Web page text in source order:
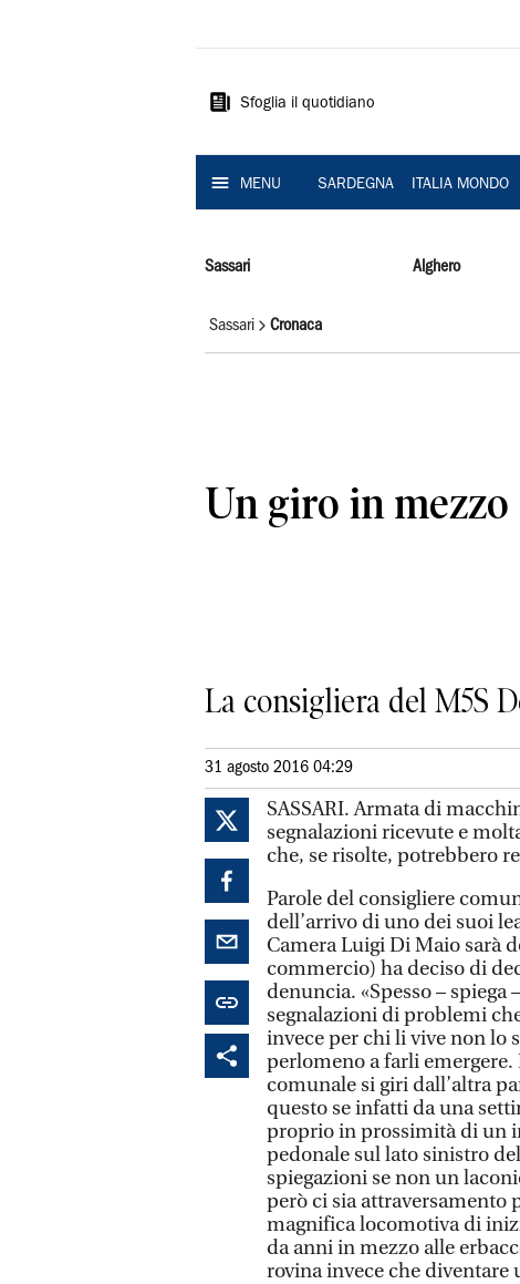
Sardegna
Sfoglia il quotidiano
MENU SARDEGNA ITALIA MONDO
Sassari Alghero
Sassari Cronaca
Un giro in mezzo
La consigliera del M5S
31 agosto 2016 04:29
SASSARI. Armata di
segnalazioni ricevute e
che, se risolte, potrebbero
Parole del consigliere
dell’arrivo di uno dei suoi
Camera Luigi Di Maio sarà
commercio) ha deciso di
denuncia. «Spesso –
segnalazioni di problemi
invece per chi li vive non lo
perlomeno a farli
comunale si giri dall’altra
questo se infatti da una
proprio in prossimità di un
pedonale sul lato sinistro
spiegazioni se non un
però ci sia attraversamento
magnifica locomotiva di
da anni in mezzo alle
rovina invece che diventare